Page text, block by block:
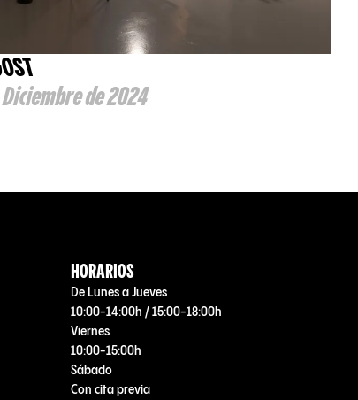
de 2024
HORARIOS
De Lunes a Jueves
10:00-14:00h / 15:00-18:00h
Viernes
10:00-15:00h
Sábado
Con cita previa